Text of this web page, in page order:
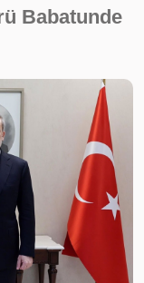
Babatunde